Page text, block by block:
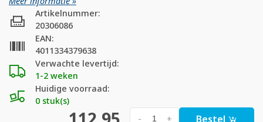
Verwachte levertijd:
1-2 weken
Huidige voorraad:
0 stuk(s)
Artikelnummer:
20306086
EAN:
4011334379638
+
- Bestel